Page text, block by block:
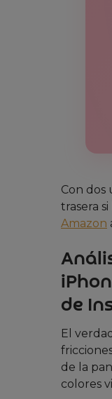
Con
trasera
Amazon
de
El
de la
colores